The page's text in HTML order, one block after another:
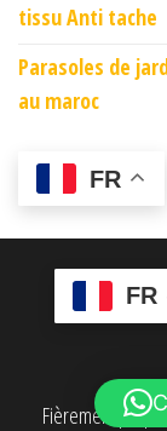
tissu Anti tache
Parasoles de
au maroc
FR
FR
Fièrement